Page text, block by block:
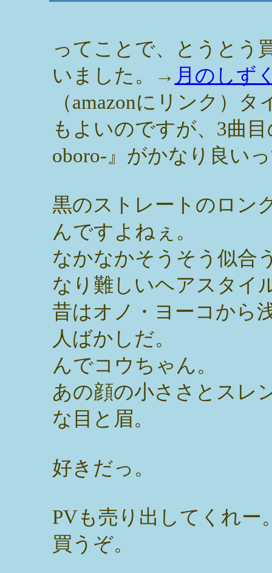
ってことで、とうとう
いました。→ 月のしず
（amazonにリンク）タ
もよいのですが、3曲
oboro-』がかなり良い
黒のストレートのロン
んですよねぇ。
なかなかそうそう似合
なり難しいヘアスタイ
昔はオノ・ヨーコから
人ばかしだ。
んでコウちゃん。
あの顔の小ささとスレ
な目と眉。
好きだっ。
PVも売り出してくれー
買うぞ。